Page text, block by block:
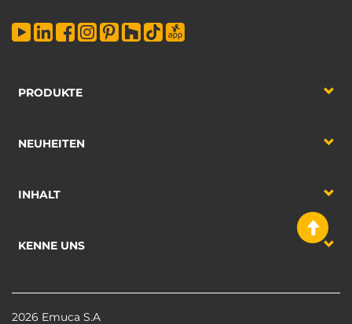
PRODUKTE
NEUHEITEN
INHALT
KENNE UNS
2026 Emuca S.A